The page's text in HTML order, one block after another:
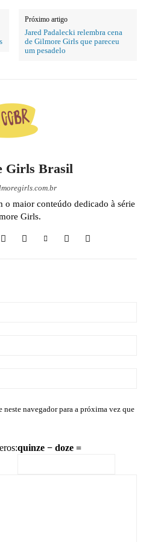
Próximo artigo
Jared Padalecki relembra cena
de Gilmore Girls que pareceu
um pesadelo
Girls Brasil
o maior conteúdo dedicado à série
Girls.
neste navegador para a próxima vez que
quinze − doze =